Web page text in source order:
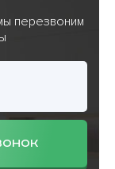
перезвоним